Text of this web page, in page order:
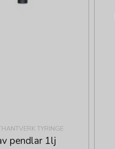
TYRINGE
pendlar 1lj